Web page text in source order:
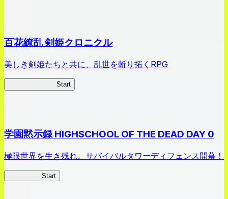
百花繚乱 剣姫クロニクル
美しき剣姫たちと共に、乱世を斬り拓くRPG
Start
学園黙示録 HIGHSCHOOL OF THE DEAD DAY 0
極限世界を生き残れ。サバイバルタワーディフェンス開幕！
Start